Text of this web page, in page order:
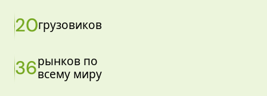
20грузовиков
36рынков по
всему миру